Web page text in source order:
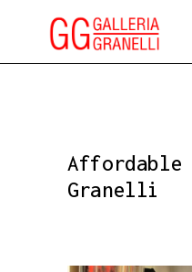
Granelli